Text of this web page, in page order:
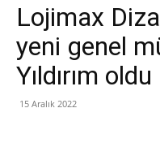
Lojimax
yeni genel
Yıldırım oldu
15 Aralık 2022